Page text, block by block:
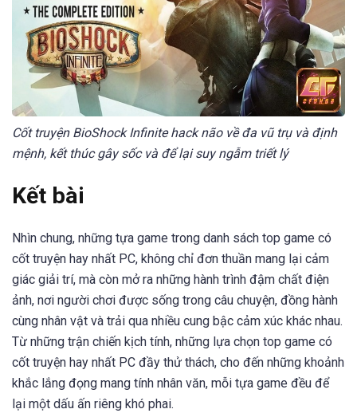
Cốt truyện BioShock Infinite hack não về đa vũ trụ và định
mệnh, kết thúc gây sốc và để lại suy ngẫm triết lý
Kết bài
Nhìn chung, những tựa game trong danh sách top game có
cốt truyện hay nhất PC, không chỉ đơn thuần mang lại cảm
giác giải trí, mà còn mở ra những hành trình đậm chất điện
ảnh, nơi người chơi được sống trong câu chuyện, đồng hành
cùng nhân vật và trải qua nhiều cung bậc cảm xúc khác nhau.
Từ những trận chiến kịch tính, những lựa chọn top game có
cốt truyện hay nhất PC đầy thử thách, cho đến những khoảnh
khắc lắng đọng mang tính nhân văn, mỗi tựa game đều để
lại một dấu ấn riêng khó phai.